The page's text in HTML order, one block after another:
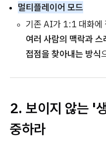
멀티플레이어 모드
기존 AI가 1:1 대화에
여러 사람의 맥락과
접점을 찾아내는 방식
2. 보이지 않는 '
중하라